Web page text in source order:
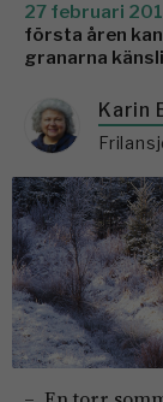
27 februari
första åren
granarna
Karin